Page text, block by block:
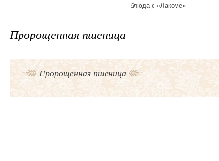
блюда с «Лакоме»
Пророщенная пшеница
Пророщенная пшеница